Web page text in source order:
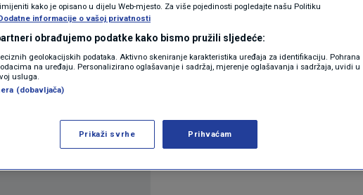
u N1 Studiju uživo kod našeg Hrvoja Krešića i
sa Iranom.Pročitaj više
kako je opisano u dijelu Web-mjesto. Za više pojedinosti pogledajte našu Politiku
informacije o vašoj privatnosti
obrađujemo podatke kako bismo pružili sljedeće:
geolokacijskih podataka. Aktivno skeniranje karakteristika uređaja za identifikaciju. Pohrana
na uređaju. Personalizirano oglašavanje i sadržaj, mjerenje oglašavanja i sadržaja, uvidi u
usluga.
(dobavljača)
Prikaži svrhe Prihvaćam